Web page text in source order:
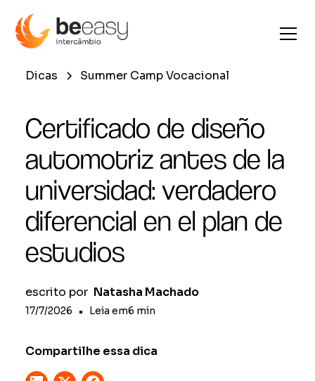
Dicas Summer Camp Vocacional
Certificado de diseño
automotriz antes de la
universidad: verdadero
diferencial en el plan de
estudios
escrito por Natasha Machado
17/7/2026 • Leia em6 min
Compartilhe essa dica